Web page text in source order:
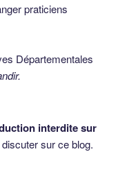
praticiens
Départementales
interdite sur
discuter sur ce blog.